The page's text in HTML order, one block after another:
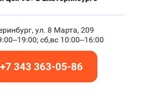
ул. 8 Марта, 209
сб,вс 10:00–16:00
+7 343 363-05-86